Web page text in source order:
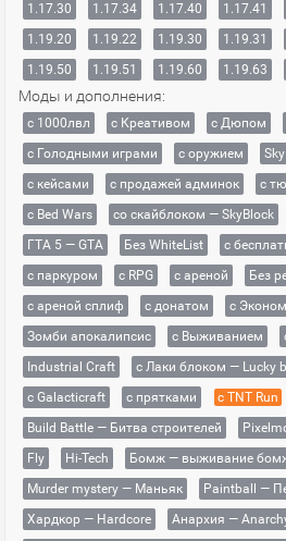
1.17.30
1.17.34 1.17.40 1.17.41
1.19.20
1.19.22 1.19.30 1.19.31
1.19.50
1.19.51 1.19.60 1.19.63
Моды и дополнения:
с 1000лвл c Креативом с Дюпом
с Голодными играми
с оружием
с кейсами
с продажей админок с
с Bed Wars
со скайблоком — SkyBlock
ГТА 5 — GTA
Без WhiteList
с
с паркуром
с RPG с ареной
Без
с ареной сплиф
с донатом с
Зомби апокалипсис
с Выживанием
Industrial Craft
с Лаки блоком — Lucky
с Galacticraft
с прятками с TNT Run
Build Battle — Битва строителей
Fly
Hi-Tech
Бомж — выживание
Murder mystery — Маньяк
Paintball —
Хардкор — Hardcore
Анархия —